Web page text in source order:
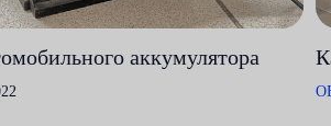
аккумулятора